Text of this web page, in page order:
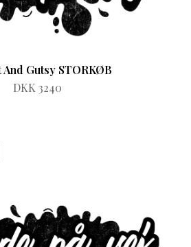
And Gutsy STORKØB
DKK 3240